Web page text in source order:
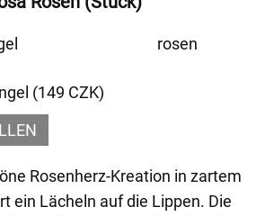
rosen
(149 CZK)
Rosenherz-Kreation in zartem
ein Lächeln auf die Lippen. Die